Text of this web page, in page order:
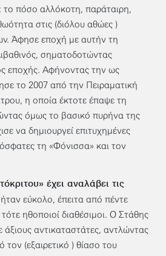
το πόσο αλλόκοτη, παράταιρη,
στις (διόλου αθώες )
Άφησε εποχή με αυτήν τη
σηματοδοτώντας
εποχής. Αφήνοντας την ως
το 2007 από την Πειραματική
η οποία έκτοτε έπαψε τη
όμως το βασικό πυρήνα της
να δημιουργεί επιτυχημένες
τη «Φόνισσα» και τον
έχει αναλάβει τις
εύκολο, έπειτα από πέντε
τότε ηθοποιοί διαθέσιμοι. Ο Στάθης
άξιους αντικαταστάτες, αντλώντας
(εξαιρετικό ) θίασο του